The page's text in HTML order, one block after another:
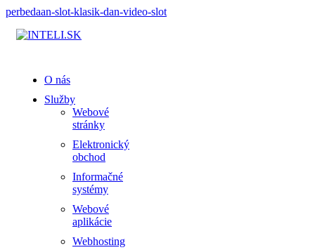
perbedaan-slot-klasik-dan-video-slot
O nás
Služby
Webové
stránky
Elektronický
obchod
Informačné
systémy
Webové
aplikácie
Webhosting